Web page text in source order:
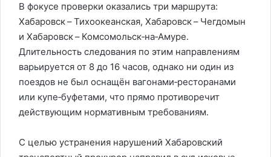
В фокусе проверки оказались три маршрута:
Хабаровск – Тихоокеанская, Хабаровск – Чегдомын
и Хабаровск – Комсомольск‑на‑Амуре.
Длительность следования по этим направлениям
варьируется от 8 до 16 часов, однако ни один из
поездов не был оснащён вагонами‑ресторанами
или купе‑буфетами, что прямо противоречит
действующим нормативным требованиям.
С целью устранения нарушений Хабаровский